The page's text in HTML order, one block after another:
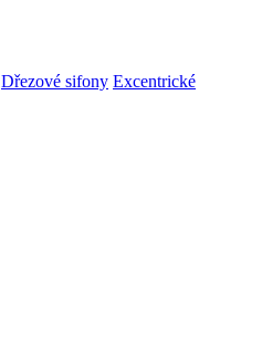
Dřezové sifony Excentrické